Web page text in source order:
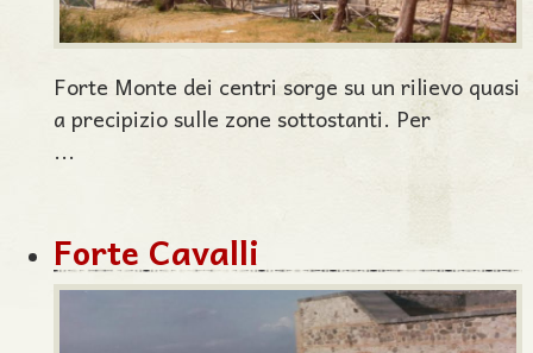
Forte Monte dei centri sorge su un rilievo quasi
a precipizio sulle zone sottostanti. Per
...
Forte Cavalli